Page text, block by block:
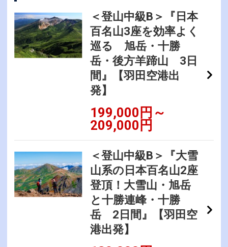
＜登山中級B＞『日本
百名山3座を効率よく
巡る 旭岳・十勝
岳・後方羊蹄山 3日
間』【羽田空港出
発】
199,000円～
209,000円
＜登山中級B＞『大雪
山系の日本百名山2座
登頂！大雪山・旭岳
と十勝連峰・十勝
岳 2日間』【羽田空
港出発】